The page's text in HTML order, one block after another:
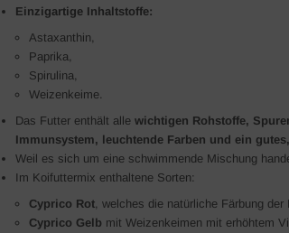
Einzigartige Inhaltstoffe:
Astaxanthin,
Paprika,
Spirulina,
Weizenkeime.
Das Futter enthält alle wichtigen Rohstoffe,
Immunsystem, leuchtende Farben und ein
Weil es sich um eine schwimmende Mischung
Im Koifuttermix enthaltene Sorten:
Cyprico Rot, welches die natürliche Färbung der
Cyprico Gelb mit Weizenkeimen mit erhöhtem